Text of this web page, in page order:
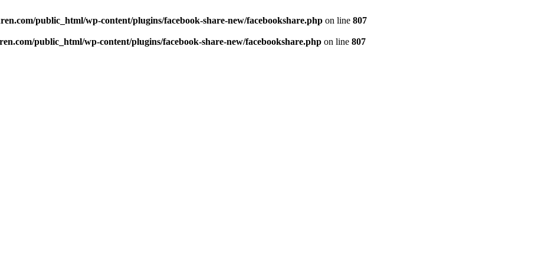
public_html/wp-content/plugins/facebook-share-new/facebookshare.php on line 807
public_html/wp-content/plugins/facebook-share-new/facebookshare.php on line 807